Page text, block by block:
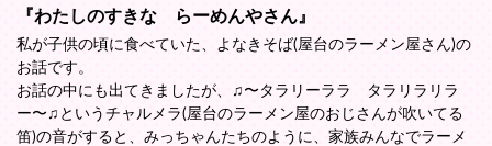
『わたしのすきな らーめんやさん』
私が子供の頃に食べていた、よなきそば(屋台のラーメン屋さん)の
お話です。
お話の中にも出てきましたが、♫〜タラリーララ タラリラリラ
ー〜♫というチャルメラ(屋台のラーメン屋のおじさんが吹いてる
笛)の音がすると、みっちゃんたちのように、家族みんなでラーメ